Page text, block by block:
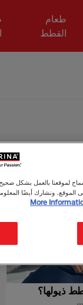
طعام
القطط
ذيولها؟
لموقعنا بالعمل بشكل
الموقع. ونشارك أيضًا
More